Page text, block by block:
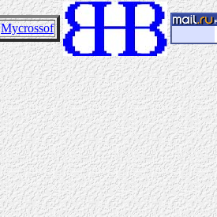
Mycrossof